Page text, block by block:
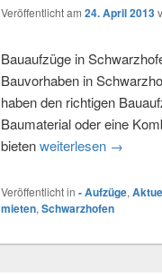
Veröffentlicht am 24. April 2013
Bauaufzüge in
Bauvorhaben in
haben den richtigen
Baumaterial oder eine
bietenweiterlesen →
Veröffentlicht in - Aufzüge,
mieten, Schwarzhofen